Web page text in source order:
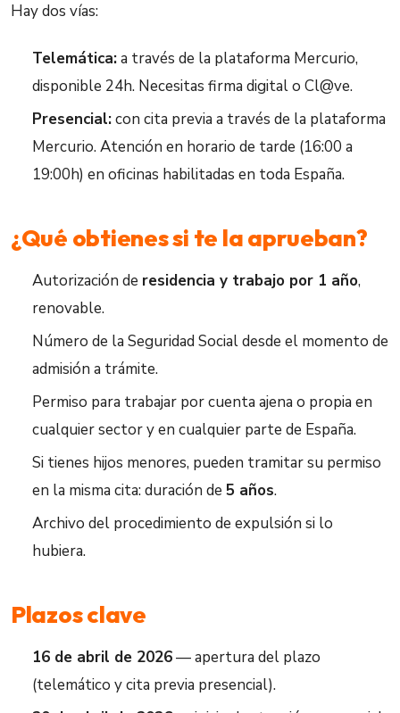
Hay dos vías:
Telemática:a través de la plataforma Mercurio,
disponible 24h. Necesitas firma digital o Cl@ve.
Presencial:con cita previa a través de la plataforma
Mercurio. Atención en horario de tarde (16:00 a
19:00h) en oficinas habilitadas en toda España.
¿Qué obtienes si te la aprueban?
Autorización de residencia y trabajo por 1 año,
renovable.
Número de la Seguridad Social desde el momento de
admisión a trámite.
Permiso para trabajar por cuenta ajena o propia en
cualquier sector y en cualquier parte de España.
Si tienes hijos menores, pueden tramitar su permiso
en la misma cita: duración de 5 años.
Archivo del procedimiento de expulsión si lo
hubiera.
Plazos clave
16 de abril de 2026— apertura del plazo
(telemático y cita previa presencial).